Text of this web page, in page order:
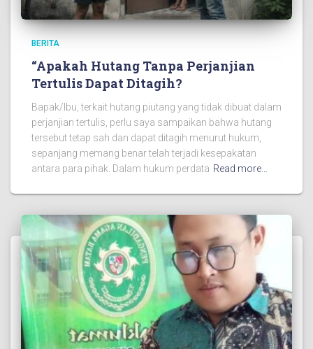
BERITA
“Apakah Hutang Tanpa Perjanjian
Tertulis Dapat Ditagih?
Bapak/Ibu, terkait hutang piutang yang tidak dibuat dalam
perjanjian tertulis, perlu saya sampaikan bahwa hutang
tersebut tetap sah dan dapat ditagih menurut hukum,
sepanjang memang benar telah terjadi kesepakatan
antara para pihak. Dalam hukum perdata Read more…